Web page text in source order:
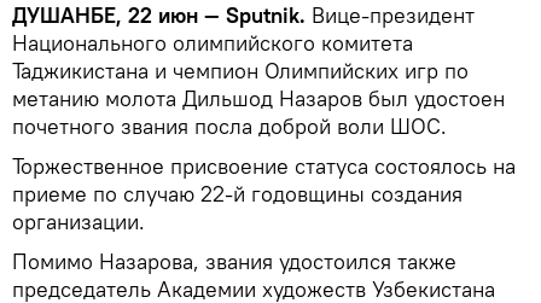
ДУШАНБЕ, 22 июн — Sputnik. Вице-президент
Национального олимпийского комитета
Таджикистана и чемпион Олимпийских игр по
метанию молота Дильшод Назаров был удостоен
почетного звания посла доброй воли ШОС.
Торжественное присвоение статуса состоялось на
приеме по случаю 22-й годовщины создания
организации.
Помимо Назарова, звания удостоился также
председатель Академии художеств Узбекистана